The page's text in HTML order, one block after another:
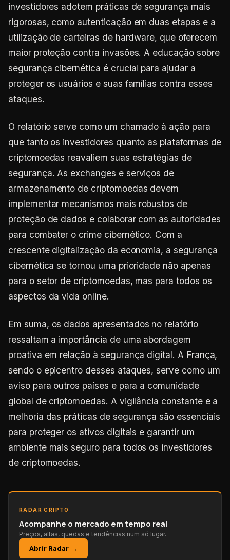
investidores adotem práticas de segurança mais
rigorosas, como autenticação em duas etapas e a
utilização de carteiras de hardware, que oferecem
maior proteção contra invasões. A educação sobre
segurança cibernética é crucial para ajudar a
proteger os usuários e suas famílias contra esses
ataques.
O relatório serve como um chamado à ação para
que tanto os investidores quanto as plataformas de
criptomoedas reavaliem suas estratégias de
segurança. As exchanges e serviços de
armazenamento de criptomoedas devem
implementar mecanismos mais robustos de
proteção de dados e colaborar com as autoridades
para combater o crime cibernético. Com a
crescente digitalização da economia, a segurança
cibernética se tornou uma prioridade não apenas
para o setor de criptomoedas, mas para todos os
aspectos da vida online.
Em suma, os dados apresentados no relatório
ressaltam a importância de uma abordagem
proativa em relação à segurança digital. A França,
sendo o epicentro desses ataques, serve como um
aviso para outros países e para a comunidade
global de criptomoedas. A vigilância constante e a
melhoria das práticas de segurança são essenciais
para proteger os ativos digitais e garantir um
ambiente mais seguro para todos os investidores
de criptomoedas.
RADAR CRIPTO
Acompanhe o mercado em tempo real
Preços, altas, quedas e tendências num só lugar.
Abrir Radar →